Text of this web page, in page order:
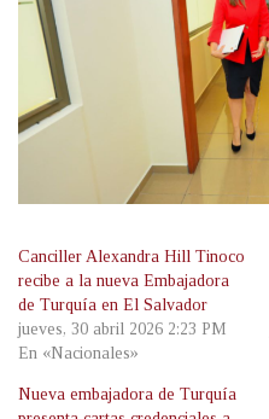
Canciller Alexandra Hill Tinoco
recibe a la nueva Embajadora
de Turquía en El Salvador
jueves, 30 abril 2026 2:23 PM
En «Nacionales»
Nueva embajadora de Turquía